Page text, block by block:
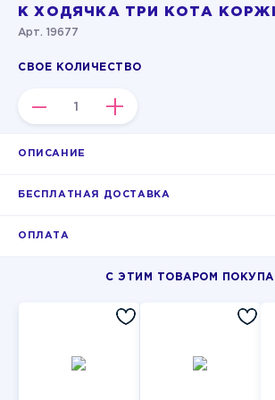
К ХОДЯЧКА ТРИ КОТА
Арт. 19677
СВОЕ КОЛИЧЕСТВО
– +
ОПИСАНИЕ
БЕСПЛАТНАЯ ДОСТАВКА
ОПЛАТА
С ЭТИМ ТОВАРОМ